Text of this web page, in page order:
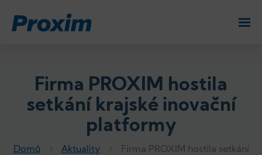
Firma PROXIM hostila
setkání krajské inovační
platformy
Domů Aktuality
Firma PROXIM hostila setkání